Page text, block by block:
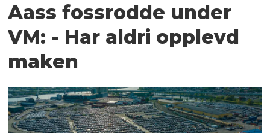
Aass fossrodde under
VM: - Har aldri opplevd
maken